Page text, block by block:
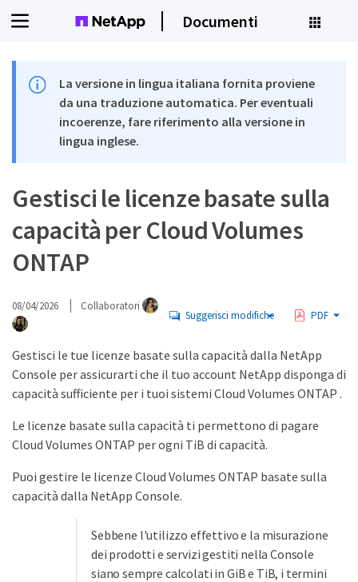
Documenti
La versione in lingua italiana fornita proviene
da una traduzione automatica. Per eventuali
incoerenze, fare riferimento alla versione in
lingua inglese.
Gestisci le licenze basate sulla
capacità per Cloud Volumes
ONTAP
08/04/2026 Collaboratori
Suggerisci modifiche PDF
Gestisci le tue licenze basate sulla capacità dalla NetApp
Console per assicurarti che il tuo account NetApp disponga di
capacità sufficiente per i tuoi sistemi Cloud Volumes ONTAP .
Le licenze basate sulla capacità ti permettono di pagare
Cloud Volumes ONTAP per ogni TiB di capacità.
Puoi gestire le licenze Cloud Volumes ONTAP basate sulla
capacità dalla NetApp Console.
Sebbene l'utilizzo effettivo e la misurazione
dei prodotti e servizi gestiti nella Console
siano sempre calcolati in GiB e TiB, i termini